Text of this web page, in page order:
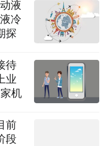
液
冷
探
待
业
机
前
段